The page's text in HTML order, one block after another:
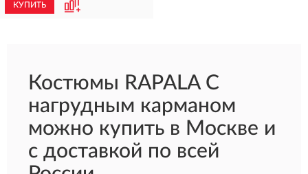
КУПИТЬ
Костюмы RAPALA С
нагрудным карманом
можно купить в Москве и
с доставкой по всей